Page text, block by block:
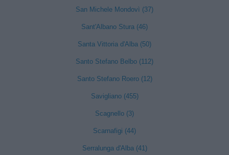
San Michele Mondovì (37)
Sant'Albano Stura (46)
Santa Vittoria d'Alba (50)
Santo Stefano Belbo (112)
Santo Stefano Roero (12)
Savigliano (455)
Scagnello (3)
Scarnafigi (44)
Serralunga d'Alba (41)